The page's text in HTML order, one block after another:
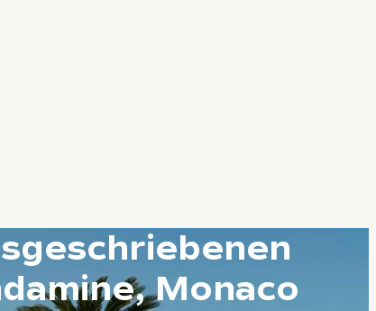
Monaco